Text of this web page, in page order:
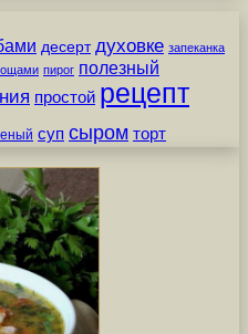
десерт духовке запеканка
пирог полезный
простой рецепт
суп сыром торт